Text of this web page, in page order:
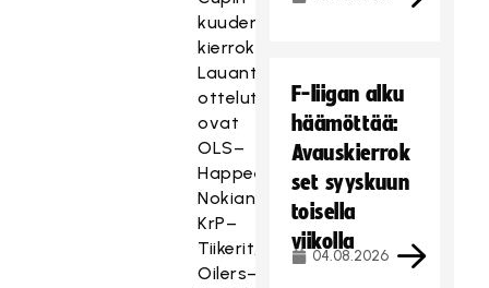
kuudennella
kierroksella.
Lauantain
ottelut
ovat
OLS–
Happee,
Nokian
KrP–
Tiikerit,
Oilers–
F-liigan alku
häämöttää:
Avauskierrok
set syyskuun
toisella
viikolla
04.08.2026